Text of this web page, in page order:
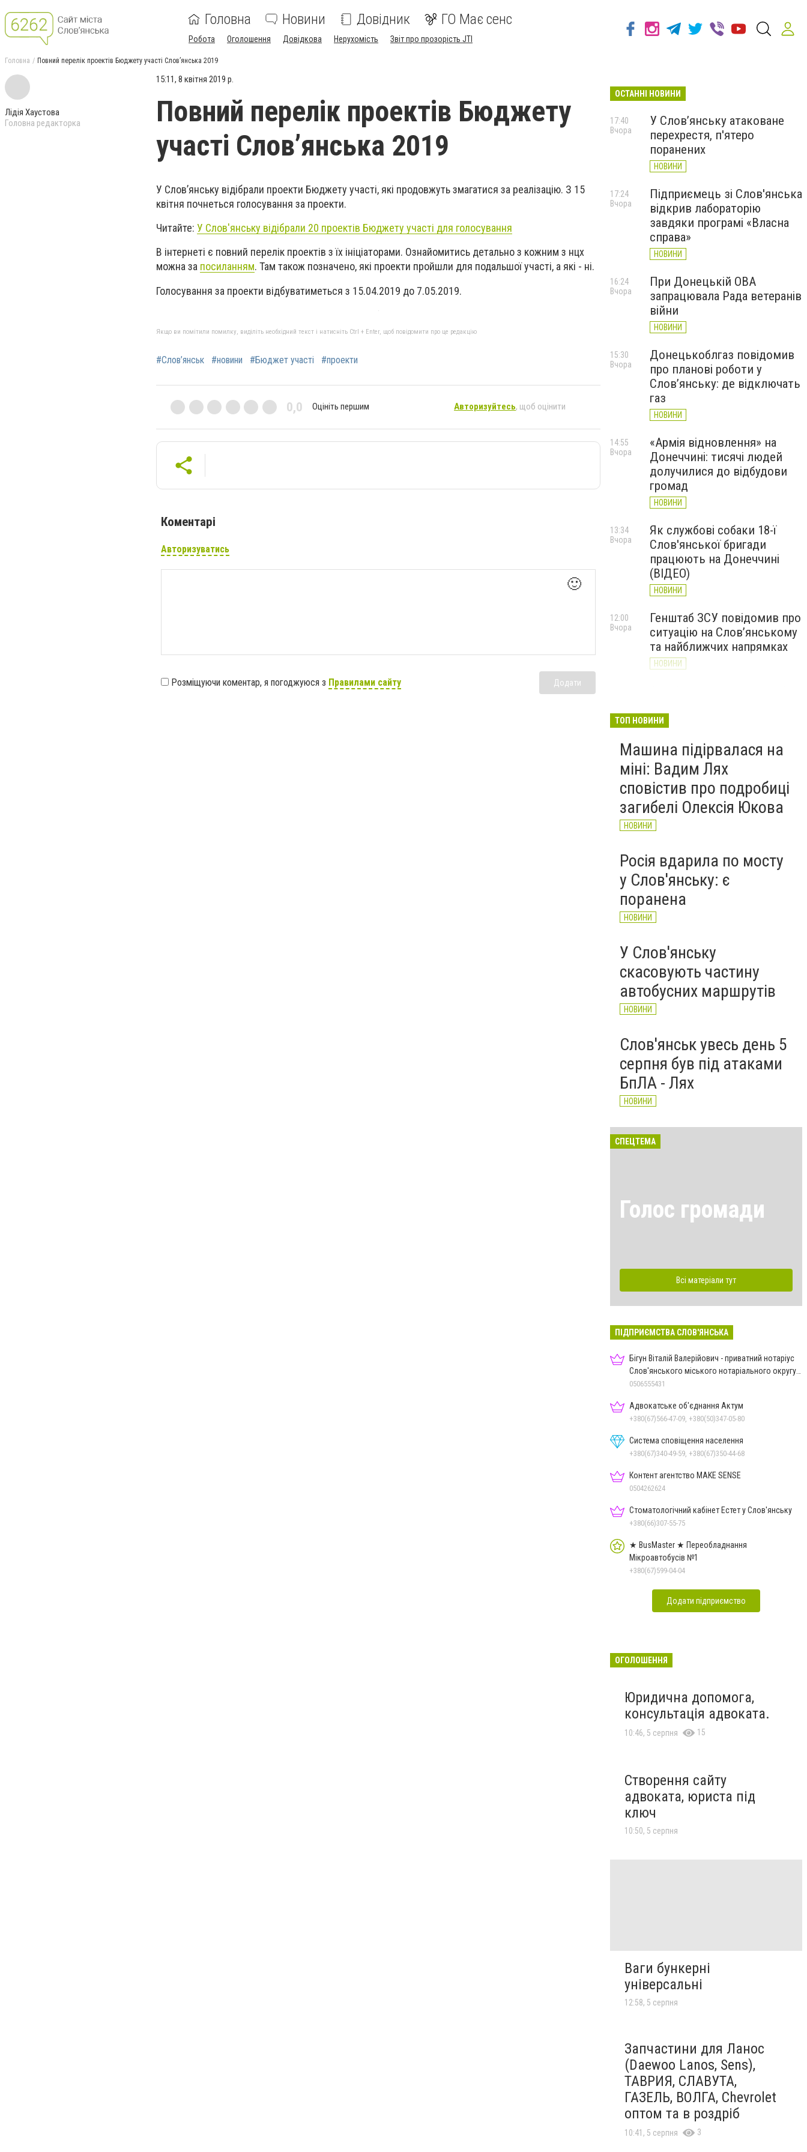
Головна Новини Довідник ГО Має сенс
Робота Оголошення Довідкова Нерухомість Звіт про прозорість JTI
Головна Повний перелік проектів Бюджету участі Слов’янська 2019
Лідія Хаустова
Головна редакторка
15:11, 8 квітня 2019 р.
Повний перелік проектів Бюджету
участі Слов’янська 2019
У Слов’янську відібрали проекти Бюджету участі, які продовжуть змагатися за реалізацію. З 15
квітня почнеться голосування за проекти.
Читайте: У Слов'янську відібрали 20 проектів Бюджету участі для голосування
В інтернеті є повний перелік проектів з їх ініціаторами. Ознайомитись детально з кожним з нцх
можна за посиланням. Там також позначено, які проекти пройшли для подальшої участі, а які - ні.
Голосування за проекти відбуватиметься з 15.04.2019 до 7.05.2019.
Якщо ви помітили помилку, виділіть необхідний текст і натисніть Ctrl + Enter, щоб повідомити про це редакцію
#Слов’янськ #новини #Бюджет участі #проекти
0,0 Оцініть першим Авторизуйтесь, щоб оцінити
Коментарі
Авторизуватись
🙂
Розміщуючи коментар, я погоджуюся з Правилами сайту Додати
ОСТАННІ НОВИНИ
У Слов’янську атаковане
перехрестя, п'ятеро
поранених
НОВИНИ
17:40
Вчора
Підприємець зі Слов'янська
відкрив лабораторію
завдяки програмі «Власна
справа»
НОВИНИ
17:24
Вчора
При Донецькій ОВА
запрацювала Рада ветеранів
війни
НОВИНИ
16:24
Вчора
Донецькоблгаз повідомив
про планові роботи у
Слов’янську: де відключать
газ
НОВИНИ
15:30
Вчора
«Армія відновлення» на
Донеччині: тисячі людей
долучилися до відбудови
громад
НОВИНИ
14:55
Вчора
Як службові собаки 18-ї
Слов'янської бригади
працюють на Донеччині
(ВІДЕО)
НОВИНИ
13:34
Вчора
Генштаб ЗСУ повідомив про
ситуацію на Слов’янському
та найближчих напрямках
НОВИНИ
12:00
Вчора
великої війни: 7 серпня
ТОП НОВИНИ
Машина підірвалася на
міні: Вадим Лях
сповістив про подробиці
загибелі Олексія Юкова
НОВИНИ
Росія вдарила по мосту
у Слов'янську: є
поранена
НОВИНИ
У Слов'янську
скасовують частину
автобусних маршрутів
НОВИНИ
Слов'янськ увесь день 5
серпня був під атаками
БпЛА - Лях
НОВИНИ
СПЕЦТЕМА
Голос громади
Всі матеріали тут
ПІДПРИЄМСТВА СЛОВ'ЯНСЬКА
Бігун Віталій Валерійович - приватний нотаріус
Слов'янського міського нотаріального округу
Дон.обл.
0506555431
Адвокатське об'єднання Актум
+380(67)566-47-09, +380(50)347-05-80
Система сповіщення населення
+380(67)340-49-59, +380(67)350-44-68
Контент агентство MAKE SENSE
0504262624
Стоматологічний кабінет Естет у Слов'янську
+380(66)307-55-75
★ BusMaster ★ Переобладнання
Мікроавтобусів №1
+380(67)599-04-04
Додати підприємство
ОГОЛОШЕННЯ
Юридична допомога,
консультація адвоката.
10:46, 5 серпня 15
Створення сайту
адвоката, юриста під
ключ
10:50, 5 серпня
Ваги бункерні
універсальні
12:58, 5 серпня
Запчастини для Ланос
(Daewoo Lanos, Sens),
ТАВРИЯ, СЛАВУТА,
ГАЗЕЛЬ, ВОЛГА, Chevrolet
оптом та в роздріб
10:41, 5 серпня 3